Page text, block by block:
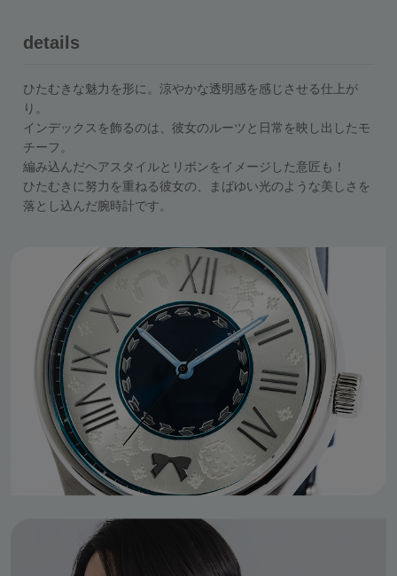
details
ひたむきな魅力を形に。涼やかな透明感を感じさせる仕上が
り。
インデックスを飾るのは、彼女のルーツと日常を映し出したモ
チーフ。
編み込んだヘアスタイルとリボンをイメージした意匠も！
ひたむきに努力を重ねる彼女の、まばゆい光のような美しさを
落とし込んだ腕時計です。